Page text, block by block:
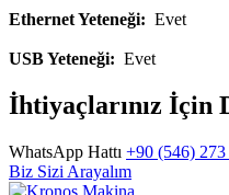
Ethernet Yeteneği: Evet
USB Yeteneği: Evet
İhtiyaçlarınız İçin
WhatsApp Hattı +90 (546)
Biz Sizi Arayalım